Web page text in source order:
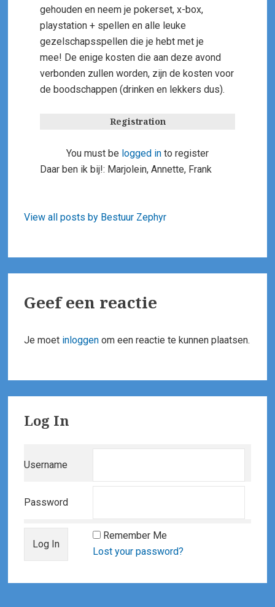
gehouden en neem je pokerset, x-box,
playstation + spellen en alle leuke
gezelschapsspellen die je hebt met je
mee! De enige kosten die aan deze avond
verbonden zullen worden, zijn de kosten voor
de boodschappen (drinken en lekkers dus).
Registration
You must be logged in to register
Daar ben ik bij!: Marjolein, Annette, Frank
View all posts by Bestuur Zephyr
Geef een reactie
Je moet inloggen om een reactie te kunnen plaatsen.
Sidebar
Log In
Username
Password
Remember Me
Lost your password?